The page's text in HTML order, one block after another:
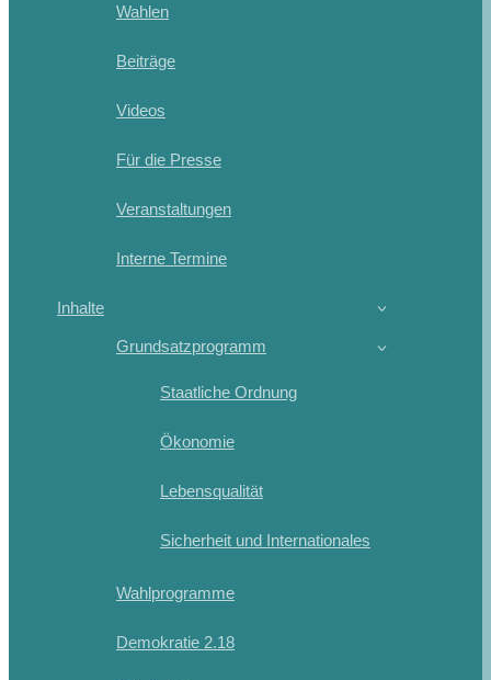
Wahlen
Beiträge
Videos
Für die Presse
Veranstaltungen
Interne Termine
Inhalte
Grundsatzprogramm
Staatliche Ordnung
Ökonomie
Lebensqualität
Sicherheit und Internationales
Wahlprogramme
Demokratie 2.18